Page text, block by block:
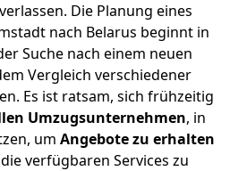
Die Planung eines
nach Belarus beginnt in
Suche nach einem neuen
Vergleich verschiedener
Es ist ratsam, sich frühzeitig
Umzugsunternehmen, in
um Angebote zu erhalten
verfügbaren Services zu